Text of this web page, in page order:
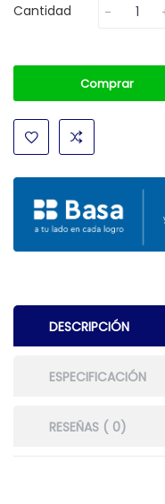
Cantidad
Comprar
DESCRIPCIÓN
ESPECIFICACIÓN
RESEÑAS ( 0)